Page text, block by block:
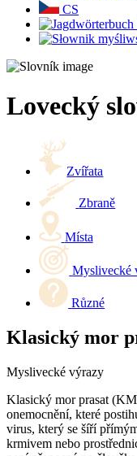
CS
Lovecký
Zvířata
Zbraně
Místa
Myslivecké
Různé
Klasický mor
Myslivecké výrazy
Klasický mor prasat
onemocnění, které
virus, který se šíří
krmivem nebo